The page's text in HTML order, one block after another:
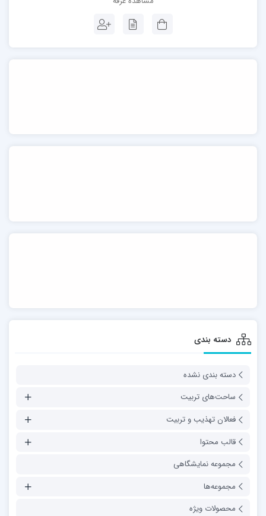
دسته بندی
دسته بندی نشده
ساحت‌های تربیت
فعالان تهذیب و تربیت
قالب محتوا
مجموعه نمایشگاهی
مجموعه‌ها
محصولات ویژه